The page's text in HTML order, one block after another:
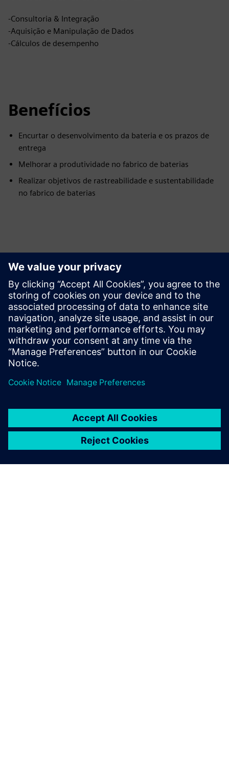
-Consultoria & Integração
-Aquisição e Manipulação de Dados
-Cálculos de desempenho
Benefícios
Encurtar o desenvolvimento da bateria e os prazos de
entrega
Melhorar a produtividade no fabrico de baterias
Realizar objetivos de rastreabilidade e sustentabilidade
no fabrico de baterias
Explorar Recursos e
Produtos Relacionados
Informações e Recursos Adicionais
Estudo de caso